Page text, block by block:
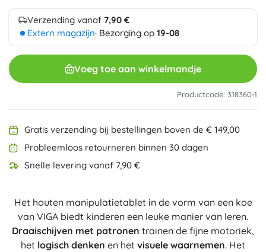
Verzending vanaf 7,90 €
Extern magazijn· Bezorging op 19-08
Voeg toe aan winkelmandje
Productcode: 318360-1
Gratis verzending bij bestellingen boven de € 149,00
Probleemloos retourneren binnen 30 dagen
Snelle levering vanaf 7,90 €
Het houten manipulatietablet in de vorm van een koe
van VIGA biedt kinderen een leuke manier van leren.
Draaischijven met patronen trainen de fijne motoriek,
het logisch denken en het visuele waarnemen. Het